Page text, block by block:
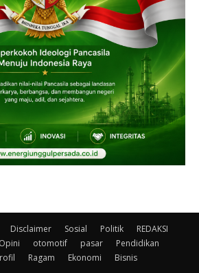
Disclaimer Sosial Politik
REDAKSI
Opini otomotif pasar
Pendidikan
Ragam Ekonomi Bisnis